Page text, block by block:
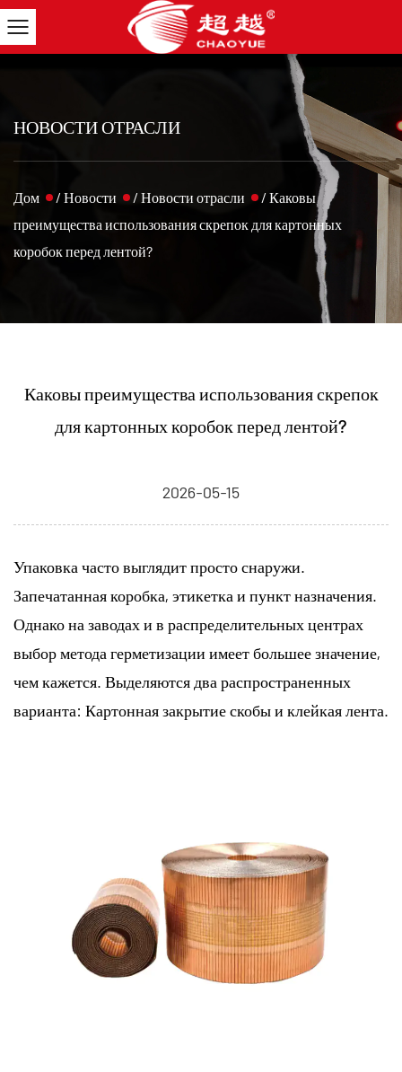
НОВОСТИ ОТРАСЛИ
Дом / Новости / Новости отрасли /Каковы
преимущества использования скрепок для картонных
коробок перед лентой?
Каковы преимущества использования скрепок
для картонных коробок перед лентой?
2026-05-15
Упаковка часто выглядит просто снаружи.
Запечатанная коробка, этикетка и пункт назначения.
Однако на заводах и в распределительных центрах
выбор метода герметизации имеет большее значение,
чем кажется. Выделяются два распространенных
варианта: Картонная закрытие скобыи клейкая лента.